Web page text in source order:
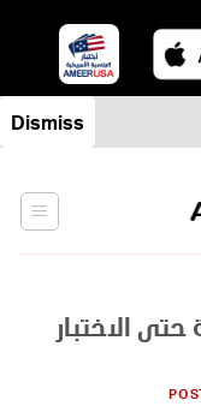
Dismiss
to